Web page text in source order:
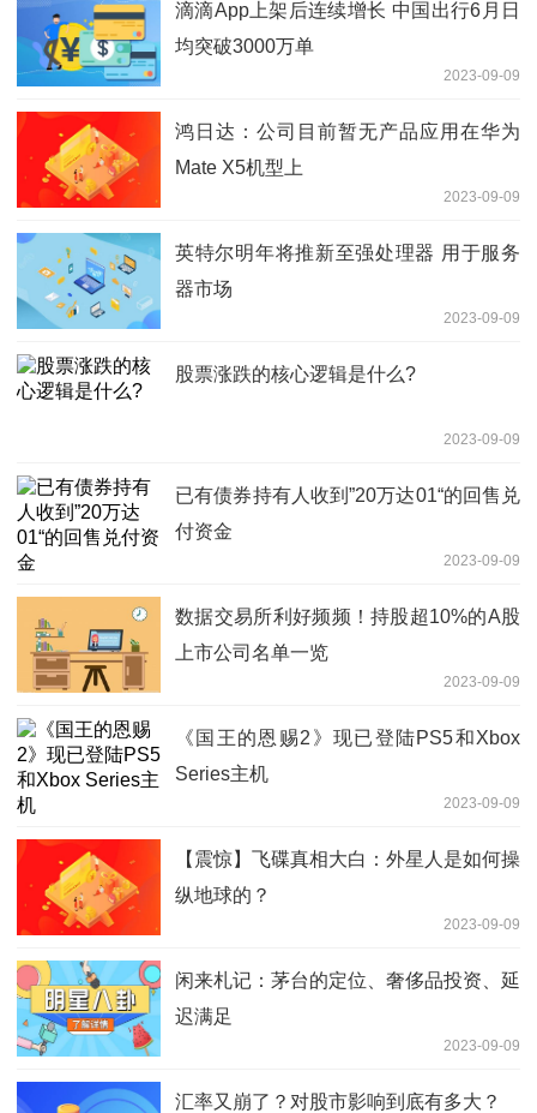
滴滴App上架后连续增长 中国出行6月日
均突破3000万单
2023-09-09
鸿日达：公司目前暂无产品应用在华为
Mate X5机型上
2023-09-09
英特尔明年将推新至强处理器 用于服务
器市场
2023-09-09
股票涨跌的核心逻辑是什么?
2023-09-09
已有债券持有人收到”20万达01“的回售兑
付资金
2023-09-09
数据交易所利好频频！持股超10%的A股
上市公司名单一览
2023-09-09
《国王的恩赐2》现已登陆PS5和Xbox
Series主机
2023-09-09
【震惊】飞碟真相大白：外星人是如何操
纵地球的？
2023-09-09
闲来札记：茅台的定位、奢侈品投资、延
迟满足
2023-09-09
汇率又崩了？对股市影响到底有多大？